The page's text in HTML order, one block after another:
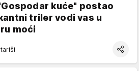
kuće" postao
triler vodi vas u
moći